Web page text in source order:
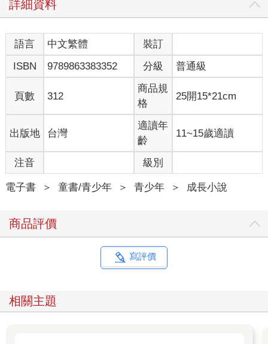
詳細資料
語言 中文繁體
裝訂
ISBN
9789863383352 分級 普通級
頁數 312
商品規
格
25開15*21cm
出版地 台灣
適讀年
齡
11~15歲適讀
注音 級別
電子書 ＞ 童書/青少年 ＞ 青少年 ＞ 成長小說
商品評價
寫評價
相關主題